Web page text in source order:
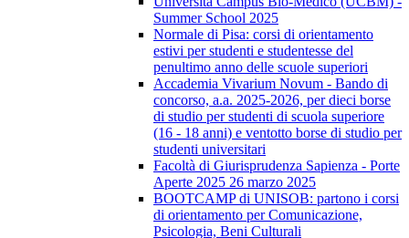
Summer School 2025
Normale di Pisa: corsi di orientamento
estivi per studenti e studentesse del
penultimo anno delle scuole superiori
Accademia Vivarium Novum - Bando di
concorso, a.a. 2025-2026, per dieci borse
di studio per studenti di scuola superiore
(16 - 18 anni) e ventotto borse di studio per
studenti universitari
Facoltà di Giurisprudenza Sapienza - Porte
Aperte 2025 26 marzo 2025
BOOTCAMP di UNISOB: partono i corsi
di orientamento per Comunicazione,
Psicologia, Beni Culturali